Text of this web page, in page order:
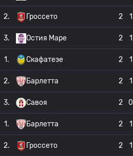
2. Гроссето 2 1
3. Остия Маре 2 1
1. Скафатезе 2 1
2. Барлетта 2 1
3. Савоя 2 0
1. Барлетта 2 1
2. Гроссето 2 1